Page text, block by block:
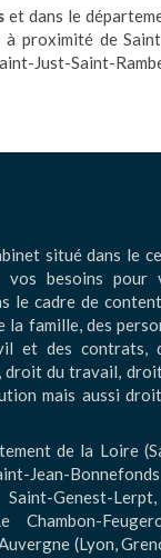
et dans le
proximité de
Just-Saint-
situé dans le
besoins pour
le cadre de
la famille, des
et des contrats,
droit du travail,
mais aussi
de la Loire
Jean-
Genest-
Chambon-
(Lyon,